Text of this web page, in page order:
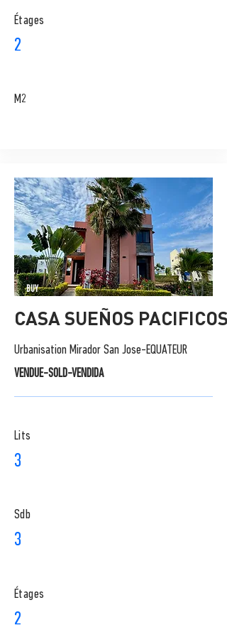
​Étages
2
M2
BUY
CASA SUEÑOS PACIFICOS
Urbanisation Mirador San Jose-EQUATEUR
VENDUE-SOLD-VENDIDA
Lits
3
Sdb
3
​Étages
2